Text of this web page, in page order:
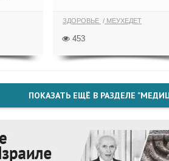
ЗДОРОВЬЕ МЕУХЕДЕТ
453
ПОКАЗАТЬ ЕЩЁ В РАЗДЕЛЕ